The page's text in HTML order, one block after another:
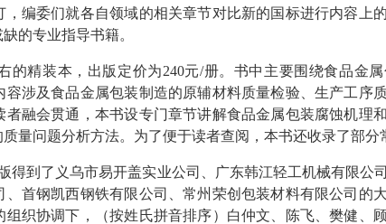
编委们就各自领域的相关章节对比新的国标进行内容上
的专业指导书籍。
的精装本，出版定价为240元/册。书中主要围绕食品金
涉及食品金属包装制造的原辅材料质量检验、生产工序
融会贯通，本书设专门章节讲解食品金属包装腐蚀机理
量问题分析方法。为了便于读者查阅，本书还收录了部分
得到了义乌市易开盖实业公司、广东韩江轻工机械有限公
首钢凯西钢铁有限公司、常州荣创包装材料有限公司的
织协调下，（按姓氏拼音排序）白仲文、陈飞、樊健、